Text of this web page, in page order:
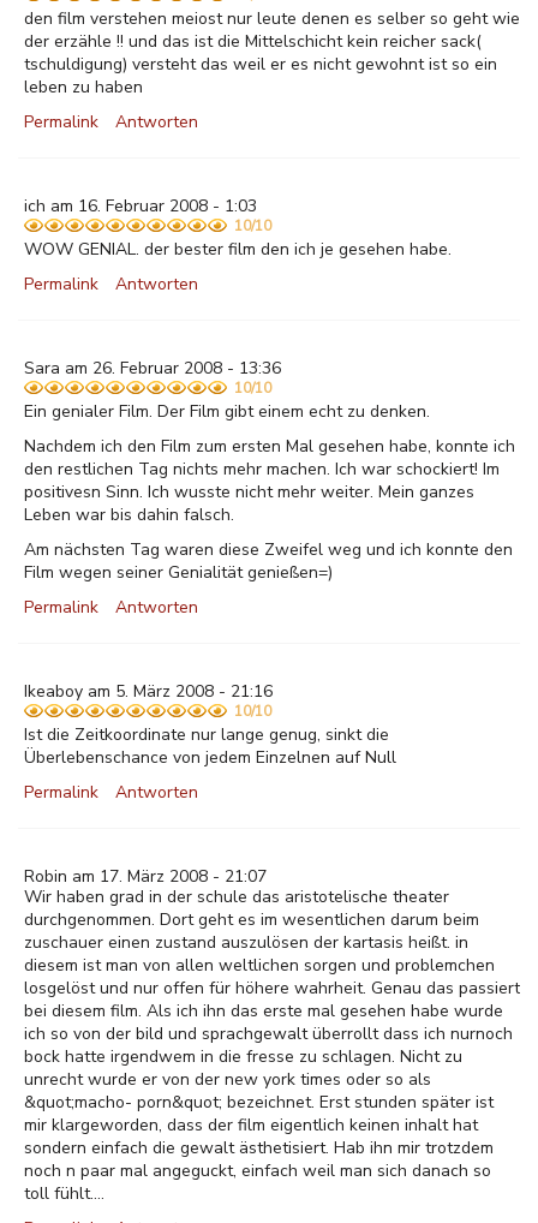
den film verstehen meiost nur leute denen es selber so geht wie
der erzähle !! und das ist die Mittelschicht kein reicher sack(
tschuldigung) versteht das weil er es nicht gewohnt ist so ein
leben zu haben
Permalink
Antworten
ich am 16. Februar 2008 - 1:03
10/10
WOW GENIAL. der bester film den ich je gesehen habe.
Permalink
Antworten
Sara am 26. Februar 2008 - 13:36
10/10
Ein genialer Film. Der Film gibt einem echt zu denken.
Nachdem ich den Film zum ersten Mal gesehen habe, konnte ich
den restlichen Tag nichts mehr machen. Ich war schockiert! Im
positivesn Sinn. Ich wusste nicht mehr weiter. Mein ganzes
Leben war bis dahin falsch.
Am nächsten Tag waren diese Zweifel weg und ich konnte den
Film wegen seiner Genialität genießen=)
Permalink
Antworten
Ikeaboy am 5. März 2008 - 21:16
10/10
Ist die Zeitkoordinate nur lange genug, sinkt die
Überlebenschance von jedem Einzelnen auf Null
Permalink
Antworten
Robin am 17. März 2008 - 21:07
Wir haben grad in der schule das aristotelische theater
durchgenommen. Dort geht es im wesentlichen darum beim
zuschauer einen zustand auszulösen der kartasis heißt. in
diesem ist man von allen weltlichen sorgen und problemchen
losgelöst und nur offen für höhere wahrheit. Genau das passiert
bei diesem film. Als ich ihn das erste mal gesehen habe wurde
ich so von der bild und sprachgewalt überrollt dass ich nurnoch
bock hatte irgendwem in die fresse zu schlagen. Nicht zu
unrecht wurde er von der new york times oder so als
&quot;macho- porn&quot; bezeichnet. Erst stunden später ist
mir klargeworden, dass der film eigentlich keinen inhalt hat
sondern einfach die gewalt ästhetisiert. Hab ihn mir trotzdem
noch n paar mal angeguckt, einfach weil man sich danach so
toll fühlt....